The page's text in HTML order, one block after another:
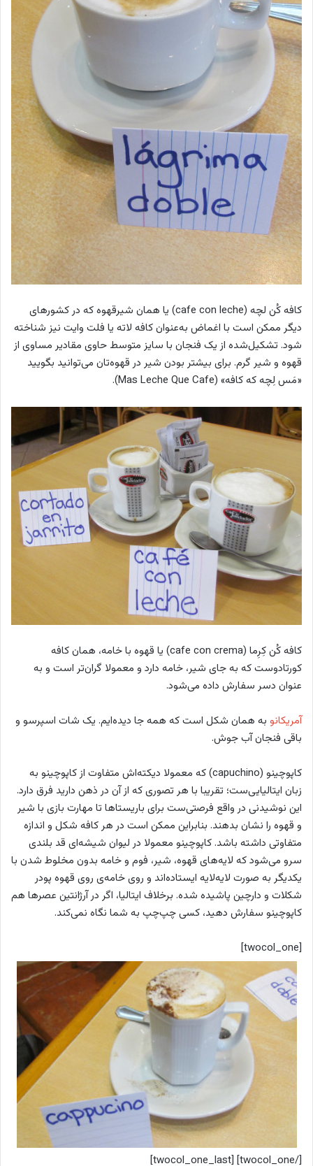
کافه کُن لچه (cafe con leche)
یا همان شیرقهوه که در کشورهای
دیگر ممکن است با اغماض به‌عنوان کافه لاته یا فلت وایت نیز شناخته
شود. تشکیل‌شده از یک فنجان با سایز متوسط حاوی مقادیر مساوی از
قهوه و شیر گرم. برای بیشتر بودن شیر در قهوه‌تان می‌توانید بگویید
«مَس لِچه که کافه» (Mas Leche Que Cafe).
کافه کُن کِرِما (cafe con crema)
یا قهوه با خامه، همان کافه
کورتادوست که به جای شیر، خامه دارد و معمولا گران‌تر است و به
عنوان دسر سفارش داده می‌شود.
آمریکانو به همان شکل است که همه جا دیده‌ایم. یک شات اسپرسو و
باقی فنجان آب جوش.
کاپوچینو (capuchino)
که معمولا دیکته‌اش متفاوت از کاپوچینو به
زبان ایتالیایی‌ست؛ تقریبا با هر تصوری که از آن در ذهن دارید فرق دارد.
این نوشیدنی در واقع فرصتی‌ست برای باریستاها تا مهارت بازی با شیر
و قهوه را نشان بدهند. بنابراین ممکن است در هر کافه شکل و اندازه
متفاوتی داشته باشد. کاپوچینو معمولا در لیوان شیشه‌ای قد بلندی
سرو می‌شود که لایه‌های قهوه، شیر، فوم و خامه بدون مخلوط شدن با
یکدیگر به صورت لایه‌لایه ایستاده‌اند و روی خامه‌ی روی قهوه پودر
شکلات و دارچین پاشیده شده. برخلاف ایتالیا، اگر در آرژانتین عصرها هم
کاپوچینو سفارش دهید، کسی چپ‌چپ به شما نگاه نمی‌کند.
[twocol_one]
[/twocol_one] [twocol_one_last]